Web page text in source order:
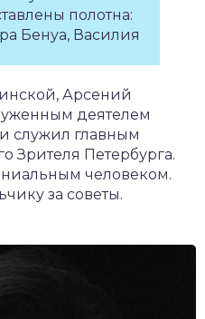
полотна:
Бенуа, Василия
Арсений
деятелем
служил главным
Зрителя Петербурга.
человеком.
за советы.